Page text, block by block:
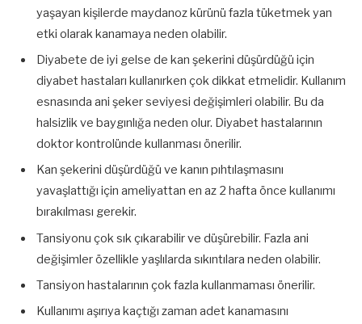
yaşayan kişilerde maydanoz kürünü fazla tüketmek yan
etki olarak kanamaya neden olabilir.
Diyabete de iyi gelse de kan şekerini düşürdüğü için
diyabet hastaları kullanırken çok dikkat etmelidir. Kullanım
esnasında ani şeker seviyesi değişimleri olabilir. Bu da
halsizlik ve baygınlığa neden olur. Diyabet hastalarının
doktor kontrolünde kullanması önerilir.
Kan şekerini düşürdüğü ve kanın pıhtılaşmasını
yavaşlattığı için ameliyattan en az 2 hafta önce kullanımı
bırakılması gerekir.
Tansiyonu çok sık çıkarabilir ve düşürebilir. Fazla ani
değişimler özellikle yaşlılarda sıkıntılara neden olabilir.
Tansiyon hastalarının çok fazla kullanmaması önerilir.
Kullanımı aşırıya kaçtığı zaman adet kanamasını